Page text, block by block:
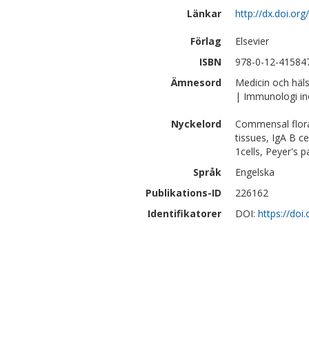
Länkar
http://
Förlag
Elsevier
ISBN
978-0-12-
Ämnesord
Medicin och
| Immunologi
Nyckelord
Commensal
tissues, IgA B
1cells, Peyer's
Språk
Engelska
Publikations-ID
226162
Identifikatorer
DOI: https://